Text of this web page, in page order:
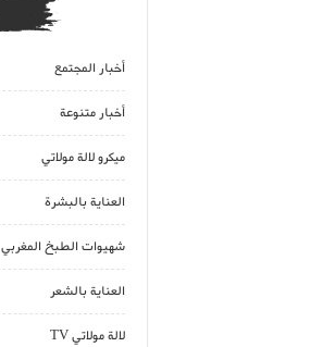
أخبار المجتمع
أخبار متنوعة
ميكرو لالة مولاتي
العناية بالبشرة
شهيوات الطبخ المغربي
العناية بالشعر
لالة مولاتي TV